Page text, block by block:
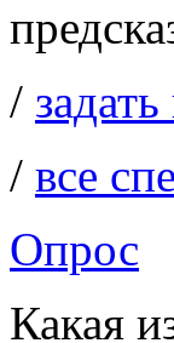
/
/ все
Опрос
Какая